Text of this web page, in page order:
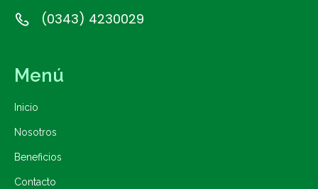
(0343) 4230029
Menú
Inicio
Nosotros
Beneficios
Contacto